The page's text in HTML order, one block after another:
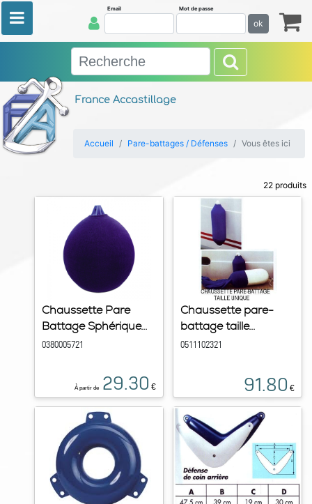
France Accastillage
Email Mot de passe
ok
Accueil Pare-battages / Défenses Vous êtes ici
22 produits
Chaussette Pare
Battage Sphérique...
0380005721
À partir de 29.30 €
Chaussette pare-
battage taille...
0511102321
91.80 €